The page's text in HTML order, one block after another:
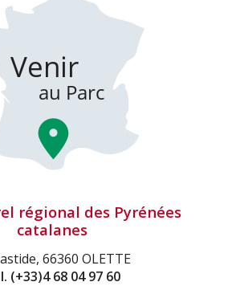
régional des Pyrénées
catalanes
66360 OLETTE
(+33)4 68 04 97 60